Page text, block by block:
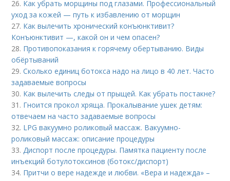
26. Как убрать морщины под глазами. Профессиональный
уход за кожей — путь к избавлению от морщин
27. Как вылечить хронический конъюнктивит?
Конъюнктивит —, какой он и чем опасен?
28. Противопоказания к горячему обертыванию. Виды
обёртываний
29.Сколько единиц ботокса надо на лицо в 40 лет. Часто
задаваемые вопросы
30. Как вылечить следы от прыщей. Как убрать постакне?
31. Гноится прокол хряща. Прокалывание ушек детям:
отвечаем на часто задаваемые вопросы
32. LPG вакуумно роликовый массаж. Вакуумно-
роликовый массаж: описание процедуры
33.Диспорт после процедуры. Памятка пациенту после
инъекций ботулотоксинов (ботокс/диспорт)
34. Притчи о вере надежде и любви. «Вера и надежда» –